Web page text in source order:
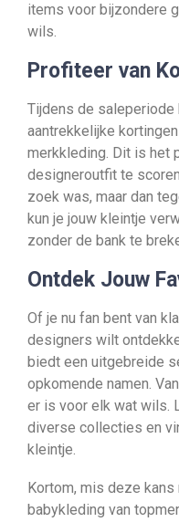
items voor bijzondere
wils.
Profiteer van
Tijdens de saleperiode
aantrekkelijke
merkkleding. Dit is het
designeroutfit te
zoek was, maar dan
kun je jouw kleintje
zonder de bank te
Ontdek Jouw
Of je nu fan bent van
designers wilt
biedt een uitgebreide
opkomende namen.
er is voor elk wat wils.
diverse collecties en
kleintje.
Kortom, mis deze
babykleding van